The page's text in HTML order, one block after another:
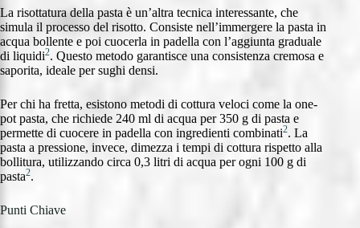
La risottatura della pasta è un’altra tecnica interessante, che
simula il processo del risotto. Consiste nell’immergere la pasta in
acqua bollente e poi cuocerla in padella con l’aggiunta graduale
di liquidi2. Questo metodo garantisce una consistenza cremosa e
saporita, ideale per sughi densi.
Per chi ha fretta, esistono metodi di cottura veloci come la one-
pot pasta, che richiede 240 ml di acqua per 350 g di pasta e
permette di cuocere in padella con ingredienti combinati2. La
pasta a pressione, invece, dimezza i tempi di cottura rispetto alla
bollitura, utilizzando circa 0,3 litri di acqua per ogni 100 g di
pasta2.
Punti Chiave